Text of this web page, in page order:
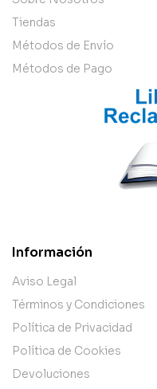
Tiendas
Métodos de Envío
Métodos de Pago
Información
Aviso Legal
Términos y Condiciones
Política de Privacidad
Política de Cookies
Devoluciones